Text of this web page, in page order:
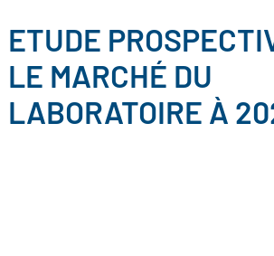
ETUDE
LE MARCHÉ DU
LABORATOIRE À